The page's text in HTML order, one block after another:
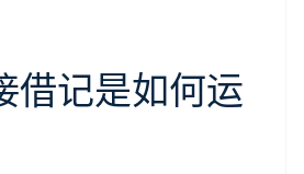
借记是如何运